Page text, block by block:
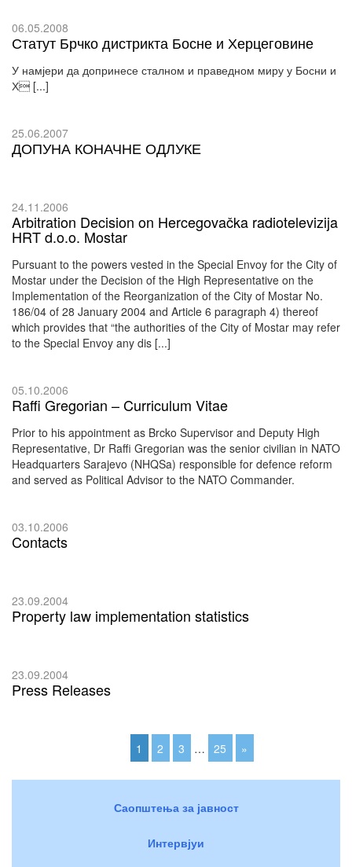
06.05.2008
Статут Брчко дистрикта Босне и Херцеговине
У намјери да допринесе сталном и праведном миру у Босни и
Х [...]
25.06.2007
ДОПУНА КОНАЧНЕ ОДЛУКЕ
24.11.2006
Arbitration Decision on Hercegovačka radiotelevizija
HRT d.o.o. Mostar
Pursuant to the powers vested in the Special Envoy for the City of
Mostar under the Decision of the High Representative on the
Implementation of the Reorganization of the City of Mostar No.
186/04 of 28 January 2004 and Article 6 paragraph 4) thereof
which provides that “the authorities of the City of Mostar may refer
to the Special Envoy any dis [...]
05.10.2006
Raffi Gregorian – Curriculum Vitae
Prior to his appointment as Brcko Supervisor and Deputy High
Representative, Dr Raffi Gregorian was the senior civilian in NATO
Headquarters Sarajevo (NHQSa) responsible for defence reform
and served as Political Advisor to the NATO Commander.
03.10.2006
Contacts
23.09.2004
Property law implementation statistics
23.09.2004
Press Releases
1 2 3 … 25 »
Саопштења за јавност
Интервјуи